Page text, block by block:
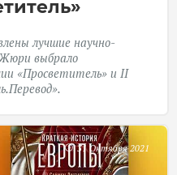
лучшие научно-
Жюри выбрало
«Просветитель» и II
31 Октября 2021